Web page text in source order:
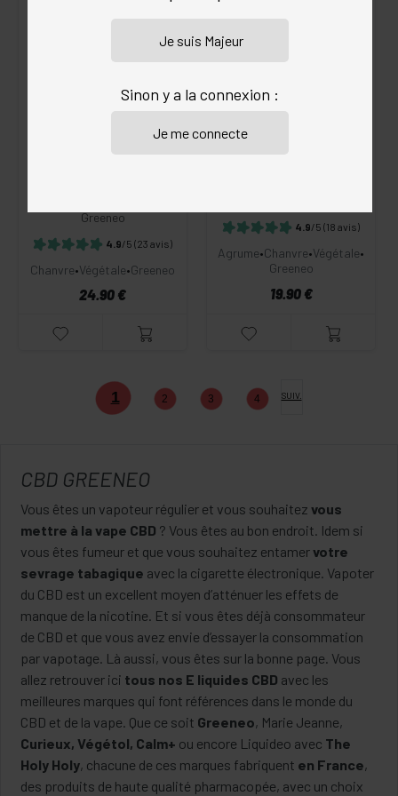
Greeneo
4.9/5 (23 avis)
Chanvre•Végétale•Greeneo
24.90 €
4.9/5 (18 avis)
Agrume•Chanvre•Végétale•
Greeneo
19.90 €
1 2 3 4 SUIV.
CBD GREENEO
Vous êtes un vapoteur régulier et vous souhaitez vous
mettre à la vape CBD ? Vous êtes au bon endroit. Idem si
vous êtes fumeur et que vous souhaitez entamervotre
sevrage tabagique avec la cigarette électronique. Vapoter
du CBD est un excellent moyen d’atténuer les effets de
manque de la nicotine. Et si vous êtes déjà consommateur
de CBD et que vous avez envie d’essayer la consommation
par vapotage. Là aussi, vous êtes sur la bonne page. Vous
allez retrouver ici tous nos E liquides CBD avec les
meilleures marques qui font références dans le monde du
CBD et de la vape. Que ce soit Greeneo, Marie Jeanne,
Curieux, Végétol, Calm+ ou encore Liquideo avec The
Holy Holy, chacune de ces marques fabriquent en France,
des produits de haute qualité pharmacopée, avec un choix
Sinon y a la connexion :